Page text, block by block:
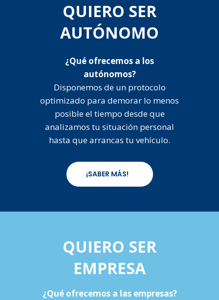
QUIERO SER
AUTÓNOMO
¿Qué ofrecemos a los
autónomos?
Disponemos de un protocolo
optimizado para demorar lo menos
posible el tiempo desde que
analizamos tu situación personal
hasta que arrancas tu vehículo.
¡SABER MÁS!
QUIERO SER
EMPRESA
¿Qué ofrecemos a las empresas?